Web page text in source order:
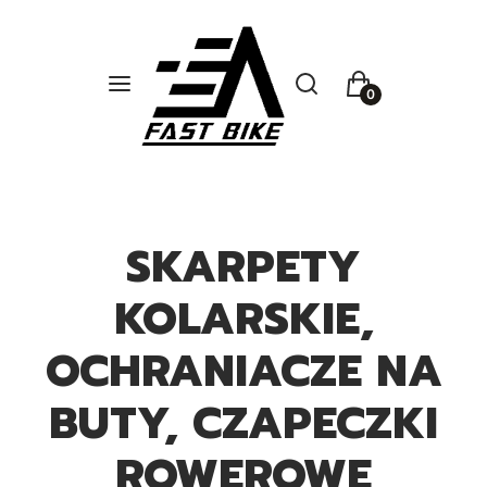
Menu Otwórz wyszukiwarkę
Szukaj Koszyk
SKARPETY
KOLARSKIE,
OCHRANIACZE NA
BUTY, CZAPECZKI